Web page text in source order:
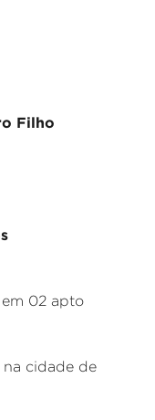
Filho
02 apto
na cidade de